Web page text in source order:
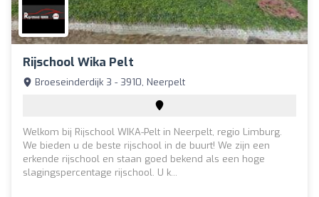
Rijschool Wika Pelt
Broeseinderdijk 3 - 3910, Neerpelt
Welkom bij Rijschool WIKA-Pelt in Neerpelt, regio Limburg.
We bieden u de beste rijschool in de buurt! We zijn een
erkende rijschool en staan goed bekend als een hoge
slagingspercentage rijschool. U k...